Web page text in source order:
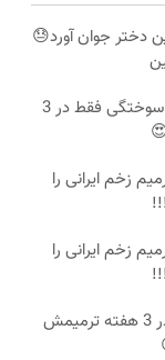
دختر جوان آورد😓
ترمیم جای زخم، بخیه و سوختگی فقط در 3
زخم ایرانی را
زخم ایرانی را
جای بخیه داری؟؟ فقط در 3 هفته ترمیمش